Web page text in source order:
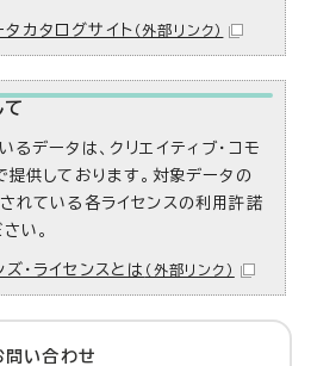
カタログサイト （外部リンク）
るデータは、クリエイティブ・コモ
提供しております。対象データの
れている各ライセンスの利用許諾
い。
ズ・ライセンスとは （外部リンク）
問い合わせ